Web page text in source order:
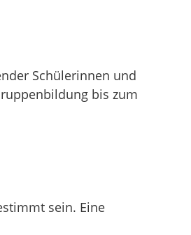
Schülerinnen und
bis zum
sein. Eine